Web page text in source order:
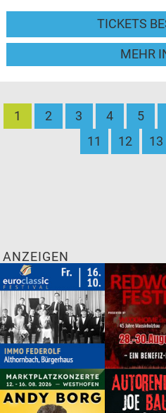
TICKETS
MEHR
1 2 3 4 5
11
12 13
ANZEIGEN